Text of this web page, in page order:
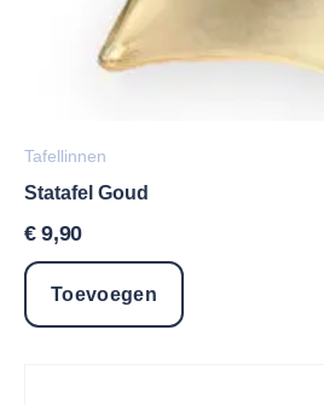
Tafellinnen
Statafel Goud
€9,90
Toevoegen